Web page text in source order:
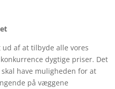
ud af at tilbyde alle vores
dygtige priser. Det
have muligheden for at
på væggene